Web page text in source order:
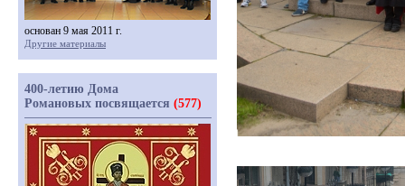
основан 9 мая 2011 г.
Другие материалы
400-летию Дома
Романовых посвящается (577)